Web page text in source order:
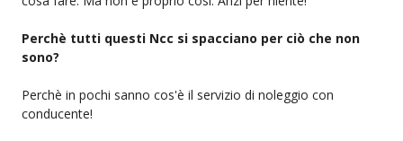
Perchè tutti questi Ncc si spacciano per ciò che non
sono?
Perchè in pochi sanno cos'è il servizio di noleggio con
conducente!